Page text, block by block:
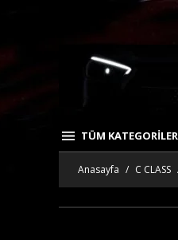
TÜM KATEGORİLER
Anasayfa C CLASS